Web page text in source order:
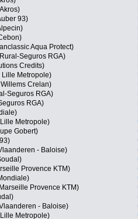
93)
Aqua Protect)
Seguros RGA)
Credits)
Lille Metropole)
Crelan)
Seguros RGA)
RGA)
Metropole)
Gobert)
- Baloise)
Provence KTM)
Provence KTM)
- Baloise)
Metropole)